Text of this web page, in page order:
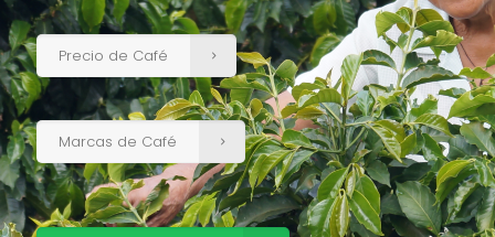
Precio de Café
Marcas de Café